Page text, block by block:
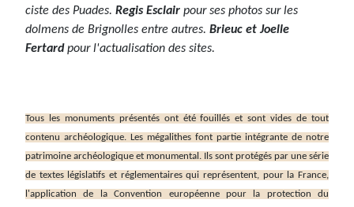
ciste des Puades. Regis Esclair pour ses photos sur les
dolmens de Brignolles entre autres. Brieuc et Joelle
Fertardpour l'actualisation des sites.
Tous les monuments présentés ont été fouillés et sont vides de tout
contenu archéologique. Les mégalithes font partie intégrante de notre
patrimoine archéologique et monumental. Ils sont protégés par une série
de textes législatifs et réglementaires qui représentent, pour la France,
l'application de la Convention européenne pour la protection du